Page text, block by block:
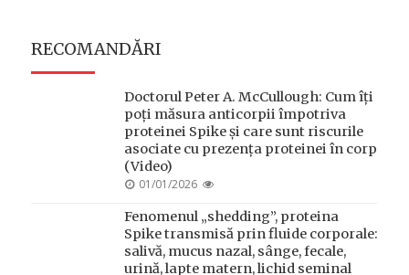
RECOMANDĂRI
Doctorul Peter A. McCullough: Cum îți
poți măsura anticorpii împotriva
proteinei Spike și care sunt riscurile
asociate cu prezența proteinei în corp
(Video)
POSTED
01/01/2026
Fenomenul „shedding”, proteina
Spike transmisă prin fluide corporale:
salivă, mucus nazal, sânge, fecale,
urină, lapte matern, lichid seminal